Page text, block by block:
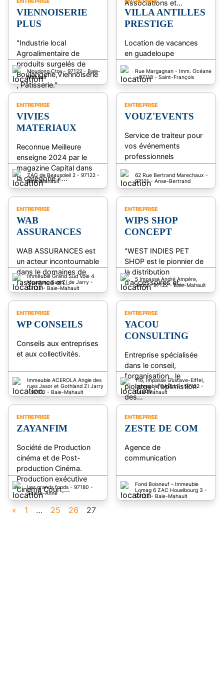
Associations et…
VIENNOISERIE
PLUS
"Industrie local
Agroalimentaire de
produits surgelés de
Boulangerie,Viennoiserie
, Pâtisserie."
Moudong Ctre - 97122 - Baie-
Mahault
VILLA ANTILLES
PRESTIGE
Location de vacances
en guadeloupe
Rue Margagnan - Imm. Océane
- 97118 - Saint-François
ENTREPRISE
VIVIES
MATERIAUX
Reconnue Meilleure
enseigne 2024 par le
magazine Capital dans
la catégorie «…
ZAC de Beausoleil 2 - 97122 -
Baie-Mahault
ENTREPRISE
VOUZ'EVENTS
Service de traiteur pour
vos événements
professionnels
62 Rue Bertrand Marechaux -
97121 - Anse-Bertrand
ENTREPRISE
WAB
ASSURANCES
WAB ASSURANCES est
un acteur incontournable
dans le domaines de
l'assurance en…
Immeuble Grand Sud Voie 4
Moudong Sud ZI de Jarry -
97122 - Baie-Mahault
ENTREPRISE
WIPS SHOP
CONCEPT
"WEST INDIES PET
SHOP est le pionnier de
la distribution
d’accessoires et…
5 Impasse André Ampère,
Jarry - 97122 - Baie-Mahault
ENTREPRISE
WP CONSEILS
Conseils aux entreprises
et aux collectivités.
Immeuble ACEROLA Angle des
rues Jasor et Gothland ZI Jarry
- 97122 - Baie-Mahault
ENTREPRISE
YACOU
CONSULTING
Entreprise spécialisée
dans le conseil,
l'organisation , le
piolatge , l'optmistion
des…
116, Impasse Gustave-Eiffel,
Immeuble GAËLLE - 97122 -
Baie-Mahault
ENTREPRISE
ZAYANFIM
Société de Production
cinéma et de Post-
production Cinéma.
Production exécutive
Cinéma Court,…
Les grands fonds - 97180 -
Sainte-Anne
ENTREPRISE
ZESTE DE COM
Agence de
communication
Fond Boisneuf – Immeuble
Lomag 6 ZAC Houelbourg 3 -
97122 - Baie-Mahault
« 1 … 25 26 27